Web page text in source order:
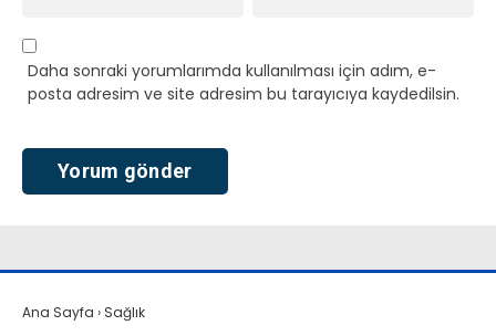
Daha sonraki yorumlarımda kullanılması için adım, e-
posta adresim ve site adresim bu tarayıcıya kaydedilsin.
Ana Sayfa › Sağlık